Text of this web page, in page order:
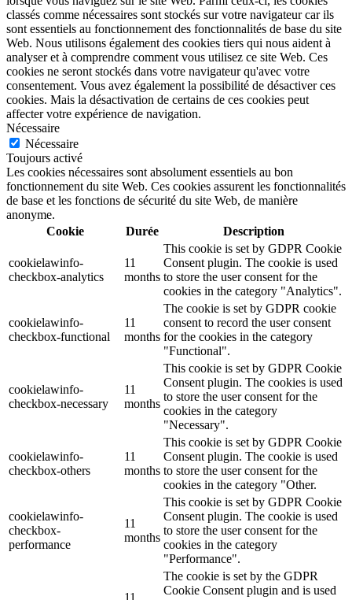
classés comme nécessaires sont stockés sur votre navigateur car ils
sont essentiels au fonctionnement des fonctionnalités de base du site
Web. Nous utilisons également des cookies tiers qui nous aident à
analyser et à comprendre comment vous utilisez ce site Web. Ces
cookies ne seront stockés dans votre navigateur qu'avec votre
consentement. Vous avez également la possibilité de désactiver ces
cookies. Mais la désactivation de certains de ces cookies peut
affecter votre expérience de navigation.
Nécessaire
Nécessaire
Toujours activé
Les cookies nécessaires sont absolument essentiels au bon
fonctionnement du site Web. Ces cookies assurent les fonctionnalités
de base et les fonctions de sécurité du site Web, de manière
anonyme.
Cookie
Durée Description
cookielawinfo-
checkbox-analytics
11
months
This cookie is set by GDPR Cookie
Consent plugin. The cookie is used
to store the user consent for the
cookies in the category "Analytics".
cookielawinfo-
checkbox-functional
11
months
The cookie is set by GDPR cookie
consent to record the user consent
for the cookies in the category
"Functional".
cookielawinfo-
checkbox-necessary
11
months
This cookie is set by GDPR Cookie
Consent plugin. The cookies is used
to store the user consent for the
cookies in the category
"Necessary".
cookielawinfo-
checkbox-others
11
months
This cookie is set by GDPR Cookie
Consent plugin. The cookie is used
to store the user consent for the
cookies in the category "Other.
cookielawinfo-
checkbox-
performance
11
months
This cookie is set by GDPR Cookie
Consent plugin. The cookie is used
to store the user consent for the
cookies in the category
"Performance".
The cookie is set by the GDPR
Cookie Consent plugin and is used